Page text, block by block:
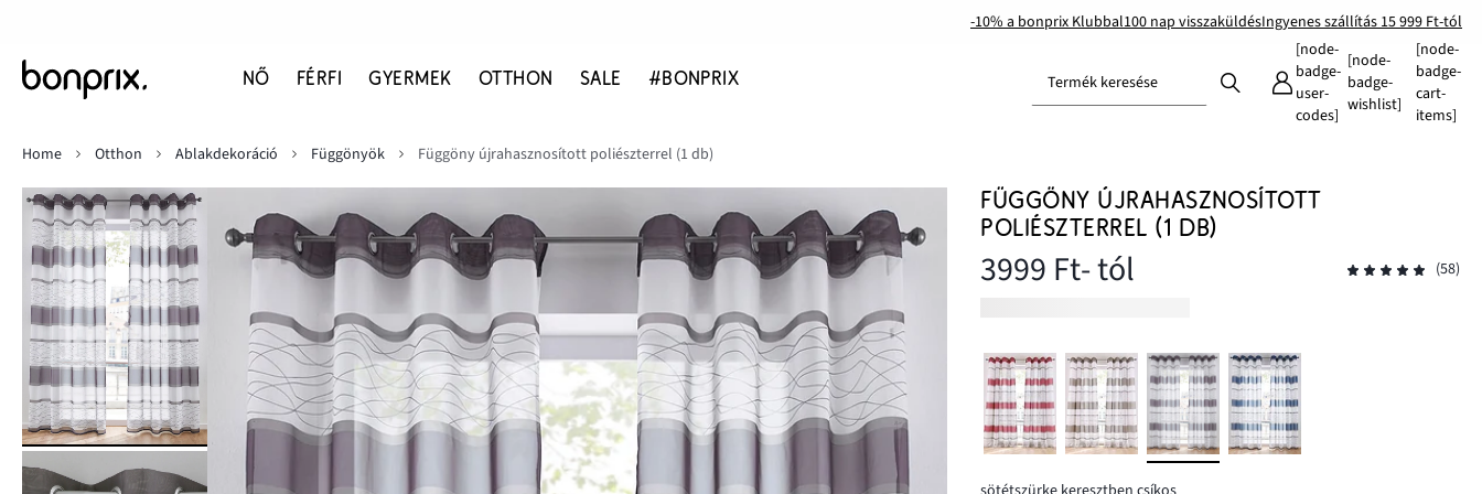
-10% a bonprix Klubbal100 nap visszaküldésIngyenes szállítás 15 999 Ft-tól
NŐ FÉRFI GYERMEK OTTHON SALE #BONPRIX Termék keresése
[node-
badge-
user-
codes]
[node-
badge-
wishlist]
[node-
badge-
cart-
items]
Home
Otthon Ablakdekoráció Függönyök Függöny újrahasznosított poliészterrel (1 db)
FÜGGÖNY ÚJRAHASZNOSÍTOTT
POLIÉSZTERREL (1 DB)
3999 Ft- tól (58)